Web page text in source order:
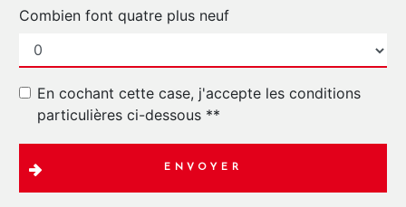
Combien font quatre plus neuf
En cochant cette case, j'accepte les conditions
particulières ci-dessous **
ENVOYER